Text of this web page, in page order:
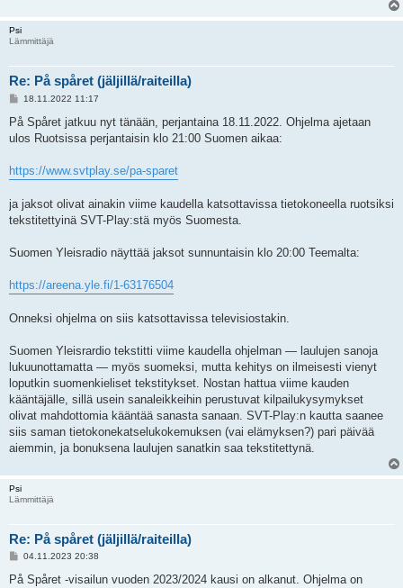
Psi
Lämmittäjä
Re: På spåret (jäljillä/raiteilla)
V
e
t
18.11.2022 11:17
På Spåret jatkuu nyt tänään, perjantaina 18.11.2022. Ohjelma ajetaan
ulos Ruotsissa perjantaisin klo 21:00 Suomen aikaa:
https://www.svtplay.se/pa-sparet
ja jaksot olivat ainakin viime kaudella katsottavissa tietokoneella ruotsiksi
tekstitettyinä SVT-Play:stä myös Suomesta.
Suomen Yleisradio näyttää jaksot sunnuntaisin klo 20:00 Teemalta:
https://areena.yle.fi/1-63176504
Onneksi ohjelma on siis katsottavissa televisiostakin.
Suomen Yleisrardio tekstitti viime kaudella ohjelman — laulujen sanoja
lukuunottamatta — myös suomeksi, mutta kehitys on ilmeisesti vienyt
loputkin suomenkieliset tekstitykset. Nostan hattua viime kauden
kääntäjälle, sillä usein sanaleikkeihin perustuvat kilpailukysymykset
olivat mahdottomia kääntää sanasta sanaan. SVT-Play:n kautta saanee
siis saman tietokonekatselukokemuksen (vai elämyksen?) pari päivää
aiemmin, ja bonuksena laulujen sanatkin saa tekstitettynä.
Psi
Lämmittäjä
Re: På spåret (jäljillä/raiteilla)
V
e
04.11.2023 20:38
På Spåret -visailun vuoden 2023/2024 kausi on alkanut. Ohjelma on